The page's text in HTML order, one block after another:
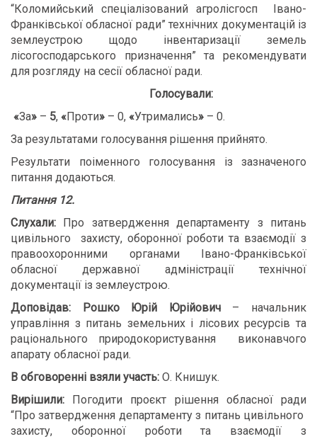
“Коломийський спеціалізований агролісгосп Івано-
Франківської обласної ради” технічних документацій із
землеустрою щодо інвентаризації земель
лісогосподарського призначення” та рекомендувати
для розгляду на сесії обласної ради.
Голосували:
«За» – 5, «Проти» – 0, «Утримались» – 0.
За результатами голосування рішення прийнято.
Результати поіменного голосування із зазначеного
питання додаються.
Питання 12.
Слухали: Про затвердження департаменту з питань
цивільного захисту, оборонної роботи та взаємодії з
правоохоронними органами Івано-Франківської
обласної державної адміністрації технічної
документації із землеустрою.
Доповідав: Рошко Юрій Юрійович– начальник
управління з питань земельних і лісових ресурсів та
раціонального природокористування
виконавчого
апарату обласної ради.
В обговоренні взяли участь: О. Книшук.
Вирішили: Погодити проєкт рішення обласної ради
“Про затвердження департаменту з питань цивільного
захисту, оборонної роботи та взаємодії з